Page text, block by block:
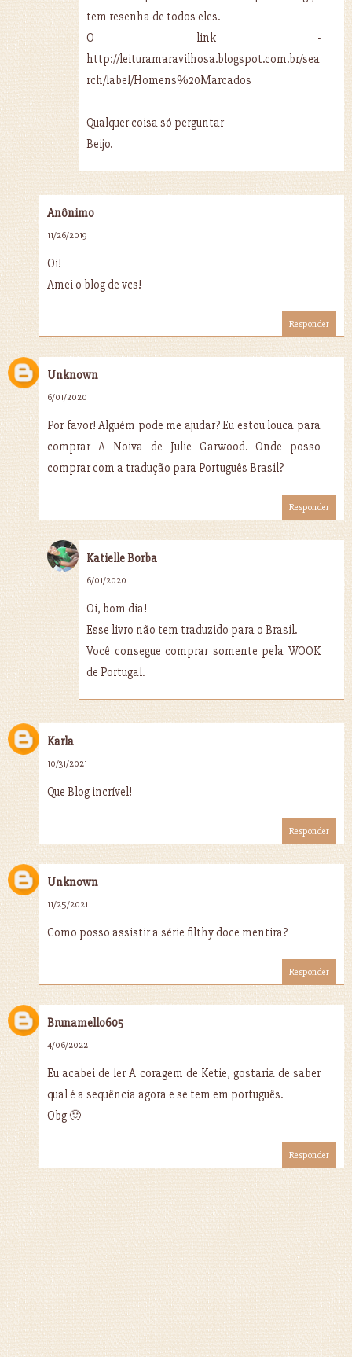
tem resenha de todos eles.
O link -
http://leituramaravilhosa.blogspot.com.br/sea
rch/label/Homens%20Marcados
Qualquer coisa só perguntar
Beijo.
Anônimo
11/26/2019
Oi!
Amei o blog de vcs!
Responder
Unknown
6/01/2020
Por favor! Alguém pode me ajudar? Eu estou louca para
comprar A Noiva de Julie Garwood. Onde posso
comprar com a tradução para Português Brasil?
Responder
Katielle Borba
6/01/2020
Oi, bom dia!
Esse livro não tem traduzido para o Brasil.
Você consegue comprar somente pela WOOK
de Portugal.
Karla
10/31/2021
Que Blog incrível!
Responder
Unknown
11/25/2021
Como posso assistir a série filthy doce mentira?
Responder
Brunamello605
4/06/2022
Eu acabei de ler A coragem de Ketie, gostaria de saber
qual é a sequência agora e se tem em português.
Obg 🙂
Responder